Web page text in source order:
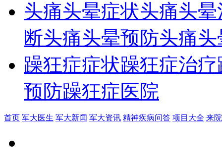
头痛头晕症状头痛头
断头痛头晕预防头痛
躁狂症症状躁狂症治疗
预防躁狂症医院
首页 军大医生 军大新闻 军大资讯 精神疾病问答 项目大全 来